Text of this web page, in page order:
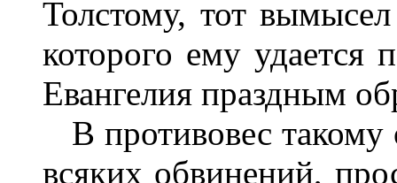
Толстому, тот
которого ему удается
Евангелия праздным
В противовес такому
всяких обвинений,